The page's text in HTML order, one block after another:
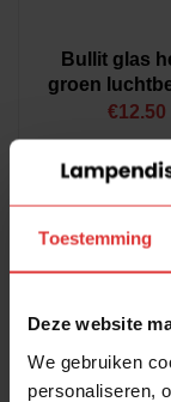
Toestemming
Deze website
We gebruiken
personaliseren,
Bullit glas
groen
€12.50